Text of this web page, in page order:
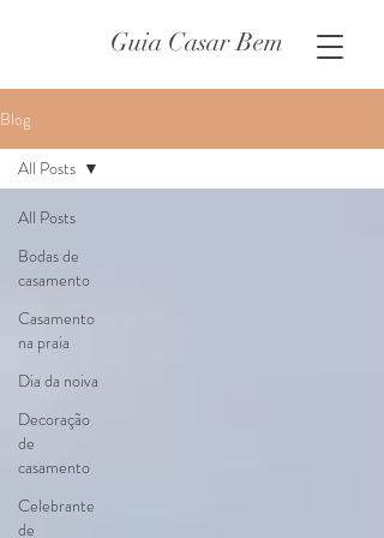
Guia Casar Bem
Blog
All Posts
Bodas de
casamento
Casamento
na praia
Dia da noiva
Decoração
de
casamento
Celebrante
de
All Posts